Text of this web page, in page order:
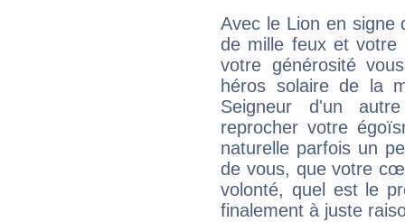
Avec le Lion en signe
de mille feux et votre
votre générosité
héros solaire de la
Seigneur d'un
reprocher votre
naturelle parfois un
de vous, que votre
volonté, quel est le
finalement à juste